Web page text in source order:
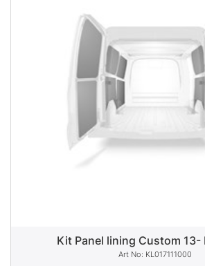
Kit Panel lining Custom 13-
KL017111000